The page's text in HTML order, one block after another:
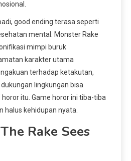
good ending terasa seperti
mental. Monster Rake
mimpi buruk
karakter utama
terhadap ketakutan,
lingkungan bisa
itu. Game horor ini tiba-tiba
halus kehidupan nyata.
Rake Sees